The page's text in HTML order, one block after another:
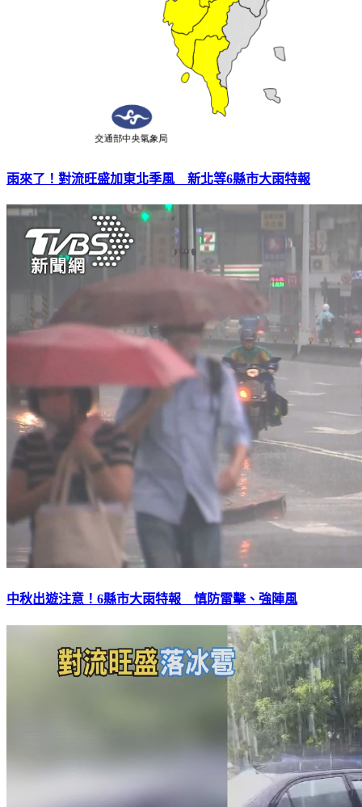
雨來了！對流旺盛加東北季風 新北等6縣市大雨特報
中秋出遊注意！6縣市大雨特報 慎防雷擊、強陣風